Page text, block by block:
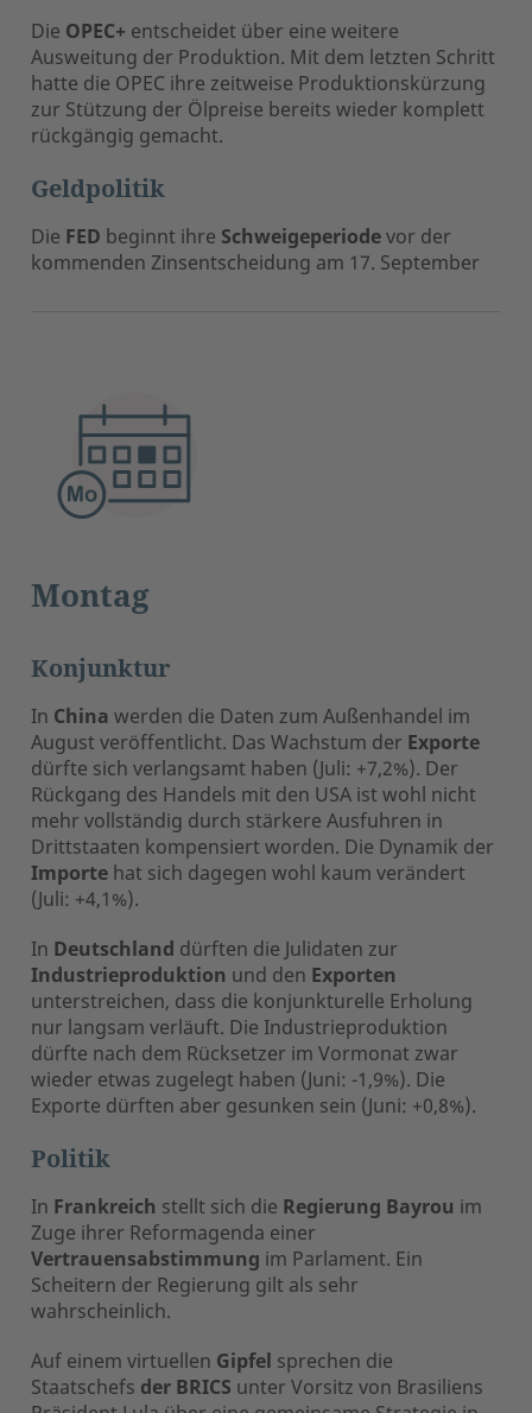
Die OPEC+ entscheidet über eine weitere
Ausweitung der Produktion. Mit dem letzten Schritt
hatte die OPEC ihre zeitweise Produktionskürzung
zur Stützung der Ölpreise bereits wieder komplett
rückgängig gemacht.
Geldpolitik
Die FED beginnt ihre Schweigeperiodevor der
kommenden Zinsentscheidung am 17. September
Montag
Konjunktur
In China werden die Daten zum Außenhandel im
August veröffentlicht. Das Wachstum der Exporte
dürfte sich verlangsamt haben (Juli: +7,2%). Der
Rückgang des Handels mit den USA ist wohl nicht
mehr vollständig durch stärkere Ausfuhren in
Drittstaaten kompensiert worden. Die Dynamik der
Importe hat sich dagegen wohl kaum verändert
(Juli: +4,1%).
In Deutschland dürften die Julidaten zur
Industrieproduktion und den Exporten
unterstreichen, dass die konjunkturelle Erholung
nur langsam verläuft. Die Industrieproduktion
dürfte nach dem Rücksetzer im Vormonat zwar
wieder etwas zugelegt haben (Juni: -1,9%). Die
Exporte dürften aber gesunken sein (Juni: +0,8%).
Politik
In Frankreich stellt sich die Regierung Bayrou im
Zuge ihrer Reformagenda einer
Vertrauensabstimmung im Parlament. Ein
Scheitern der Regierung gilt als sehr
wahrscheinlich.
Auf einem virtuellen Gipfel sprechen die
Staatschefs der BRICS unter Vorsitz von Brasiliens